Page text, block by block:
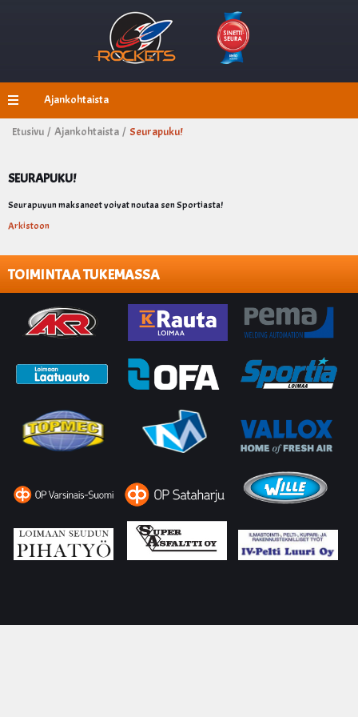
Ajankohtaista
Etusivu / Ajankohtaista / Seurapuku!
SEURAPUKU!
Seurapuvun maksaneet voivat noutaa sen Sportiasta!
Arkistoon
TOIMINTAA TUKEMASSA